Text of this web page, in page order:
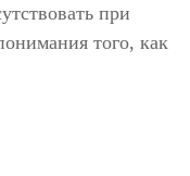
при
того, как